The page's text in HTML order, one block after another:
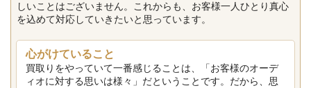
しいことはございません。これからも、お客様一人ひとり真心
を込めて対応していきたいと思っています。
心がけていること
買取りをやっていて一番感じることは、「お客様のオーデ
ィオに対する思いは様々」だということです。だから、思